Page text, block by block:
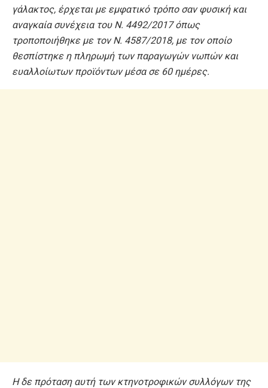
γάλακτος, έρχεται με εμφατικό τρόπο σαν φυσική και
αναγκαία συνέχεια του Ν. 4492/2017 όπως
τροποποιήθηκε με τον Ν. 4587/2018, με τον οποίο
θεσπίστηκε η πληρωμή των παραγωγών νωπών και
ευαλλοίωτων προϊόντων μέσα σε 60 ημέρες.
Η δε πρόταση αυτή των κτηνοτροφικών συλλόγων της